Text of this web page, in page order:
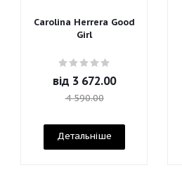
Carolina Herrera Good
Girl
від 3 672.00
4 590.00
Детальніше